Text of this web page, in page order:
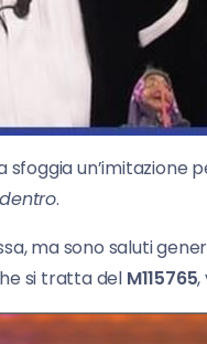
un’imitazione
.
ma sono saluti
si tratta del M115765,